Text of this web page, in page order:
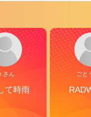
さん
て時雨
ごと